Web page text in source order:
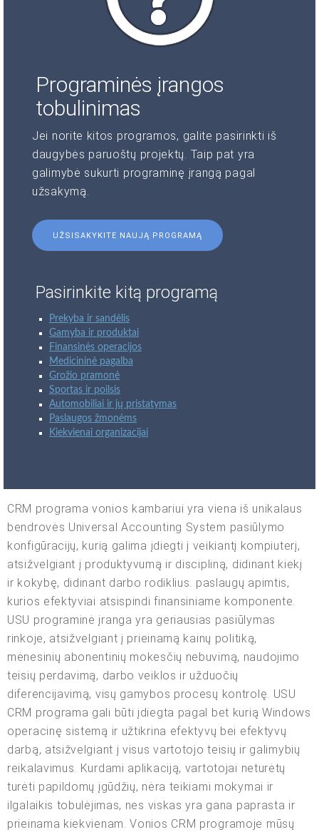
Programinės įrangos
tobulinimas
Jei norite kitos programos, galite pasirinkti iš
daugybės paruoštų projektų. Taip pat yra
galimybė sukurti programinę įrangą pagal
užsakymą.
UŽSISAKYKITE NAUJĄ PROGRAMĄ
Pasirinkite kitą programą
Prekyba ir sandėlis
Gamyba ir produktai
Finansinės operacijos
Medicininė pagalba
Grožio pramonė
Sportas ir poilsis
Automobiliai ir jų pristatymas
Paslaugos žmonėms
Kiekvienai organizacijai
CRM programa vonios kambariui yra viena iš unikalaus
bendrovės Universal Accounting System pasiūlymo
konfigūracijų, kurią galima įdiegti į veikiantį kompiuterį,
atsižvelgiant į produktyvumą ir discipliną, didinant kiekį
ir kokybę, didinant darbo rodiklius. paslaugų apimtis,
kurios efektyviai atsispindi finansiniame komponente.
USU programinė įranga yra geriausias pasiūlymas
rinkoje, atsižvelgiant į prieinamą kainų politiką,
mėnesinių abonentinių mokesčių nebuvimą, naudojimo
teisių perdavimą, darbo veiklos ir užduočių
diferencijavimą, visų gamybos procesų kontrolę. USU
CRM programa gali būti įdiegta pagal bet kurią Windows
operacinę sistemą ir užtikrina efektyvų bei efektyvų
darbą, atsižvelgiant į visus vartotojo teisių ir galimybių
reikalavimus. Kurdami aplikaciją, vartotojai neturėtų
turėti papildomų įgūdžių, nėra teikiami mokymai ir
ilgalaikis tobulėjimas, nes viskas yra gana paprasta ir
prieinama kiekvienam. Vonios CRM programoje mūsų